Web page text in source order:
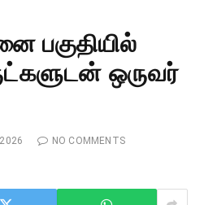
பகுதியில்
ஒருவர்
NO COMMENTS